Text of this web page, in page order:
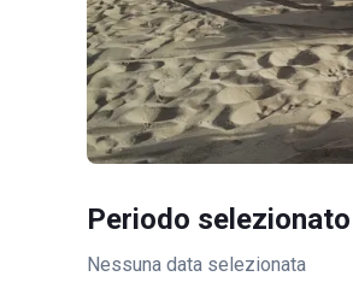
Periodo selezionato
Nessuna data selezionata